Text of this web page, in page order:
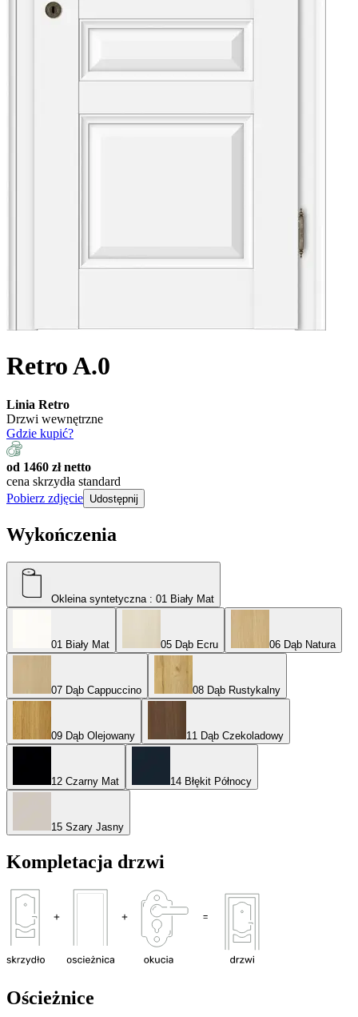
Retro A.0
Linia Retro
Drzwi wewnętrzne
Gdzie kupić?
od 1460 zł netto
cena skrzydła standard
Pobierz zdjęcie Udostępnij
Wykończenia
Okleina syntetyczna : 01 Biały Mat
01 Biały Mat 05 Dąb Ecru 06 Dąb Natura
07 Dąb Cappuccino 08 Dąb Rustykalny
09 Dąb Olejowany 11 Dąb Czekoladowy
12 Czarny Mat 14 Błękit Północy
15 Szary Jasny
Kompletacja drzwi
Ościeżnice